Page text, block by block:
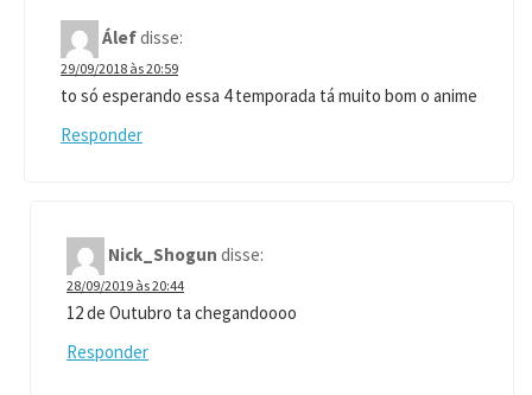
Álefdisse:
29/09/2018 às 20:59
to só esperando essa 4 temporada tá muito bom o anime
Responder
Nick_Shogun disse:
28/09/2019 às 20:44
12 de Outubro ta chegandoooo
Responder